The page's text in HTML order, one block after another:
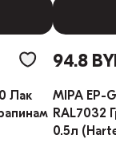
Лак
94.8
MIPA EP-
RAL7032
0.5л